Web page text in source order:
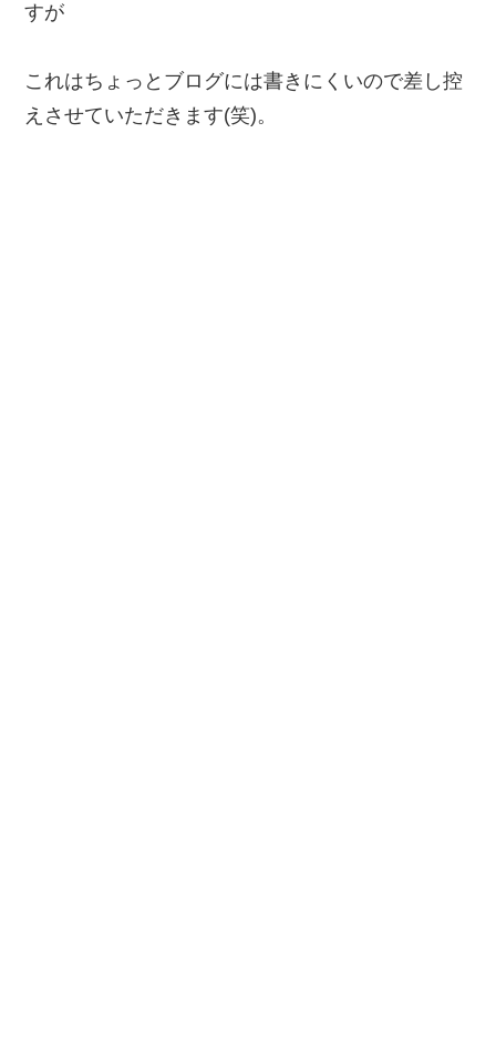
すが
これはちょっとブログには書きにくいので差し控
えさせていただきます(笑)。